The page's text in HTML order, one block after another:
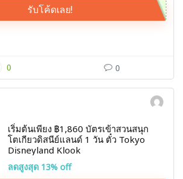
รับโค้ดเลย!
0 0
เริ่มต้นเพียง ฿1,860 บัตรเข้าสวนสนุก
โตเกียวดิสนีย์แลนด์ 1 วัน ตั๋ว Tokyo
Disneyland Klook
ลดสูงสุด 13% off